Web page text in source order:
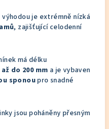
výhodou je extrémně nízká
, zajišťující celodenní
má délku
až do 200 mm a je vybaven
sponoupro snadné
jsou poháněny přesným